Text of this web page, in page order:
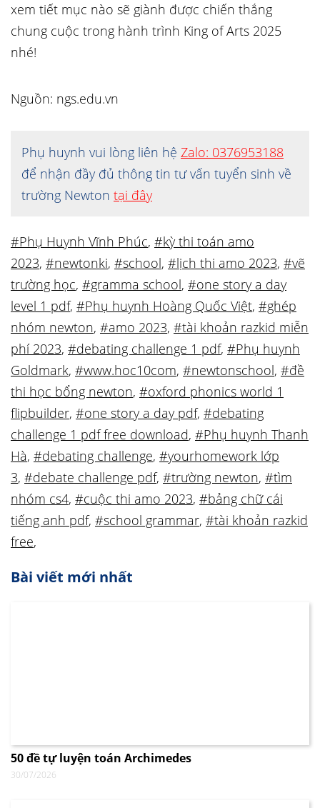
xem tiết mục nào sẽ giành được chiến thắng
chung cuộc trong hành trình King of Arts 2025
nhé!
Nguồn: ngs.edu.vn
Phụ huynh vui lòng liên hệ Zalo: 0376953188
để nhận đầy đủ thông tin tư vấn tuyển sinh về
trường Newton tại đây
#Phụ Huynh Vĩnh Phúc, #kỳ thi toán amo
2023, #newtonki, #school, #lịch thi amo 2023, #vẽ
trường học, #gramma school, #one story a day
level 1 pdf, #Phụ huynh Hoàng Quốc Việt, #ghép
nhóm newton, #amo 2023, #tài khoản razkid miễn
phí 2023, #debating challenge 1 pdf, #Phụ huynh
Goldmark, #www.hoc10com, #newtonschool, #đề
thi học bổng newton, #oxford phonics world 1
flipbuilder, #one story a day pdf, #debating
challenge 1 pdf free download, #Phụ huynh Thanh
Hà, #debating challenge, #yourhomework lớp
3, #debate challenge pdf, #trường newton, #tìm
nhóm cs4, #cuộc thi amo 2023, #bảng chữ cái
tiếng anh pdf, #school grammar, #tài khoản razkid
free,
Bài viết mới nhất
50 đề tự luyện toán Archimedes
30/07/2026